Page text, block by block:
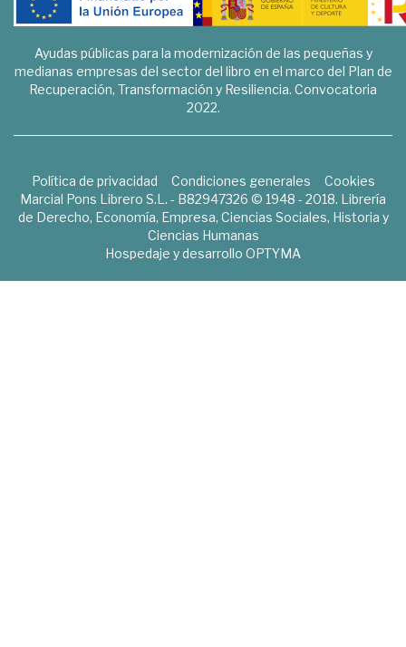
Ayudas públicas para la modernización de las pequeñas y
medianas empresas del sector del libro en el marco del Plan de
Recuperación, Transformación y Resiliencia. Convocatoria
2022.
Política de privacidad Condiciones generales
Cookies
Marcial Pons Librero S.L. - B82947326 © 1948 - 2018. Librería
de Derecho, Economía, Empresa, Ciencias Sociales, Historia y
Ciencias Humanas
Hospedaje y desarrollo OPTYMA